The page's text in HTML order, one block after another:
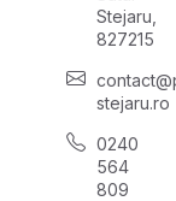
Stejaru,
827215
stejaru.ro
0240
564
809